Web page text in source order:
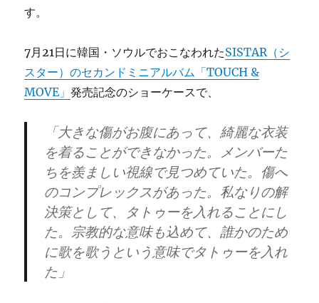
す。
7月21日に韓国・ソウルでおこなわれたSISTAR（シ
スター）のセカンドミニアルバム「TOUCH &
MOVE」発売記念のショーケースで、
「大きな傷がお腹にあって、綺麗な衣装
を着ることができなかった。メンバーた
ちを羨ましい視線で見つめていた。傷へ
のコンプレックスがあった。私なりの解
決策として、タトゥーを入れることにし
た。宗教的な意味も込めて、誰かのため
に歌を歌うという意味でタトゥーを入れ
た」